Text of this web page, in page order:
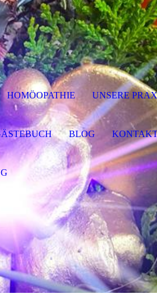
HOMÖOPATHIE UNSERE
BLOG